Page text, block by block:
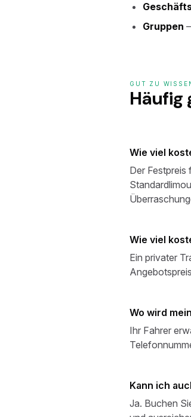
Gruppen
GUT ZU
Häufig
Wie viel
Der Festpreis
Wie viel
Ein privater
Wo wird
Ihr Fahrer
Kann ich
Ja. Buchen